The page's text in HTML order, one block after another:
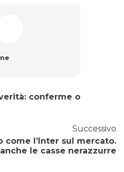
conferme o
Successivo
come l’Inter sul mercato.
le casse nerazzurre